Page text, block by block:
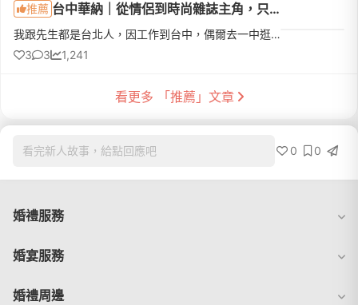
推薦 台中華納｜從情侶到時尚雜誌主角，只差走進華納婚紗✨
我跟先生都是台北人，因工作到台中，偶爾去一中逛逛會經過台中華納，一直都覺得台中華納很大間很氣派，看過廣告也常常被華納的中式婚紗照吸引，沒想過我們有一天會決定走進去拍婚紗！我們第一間就是選擇了華納婚紗就...
3
3 1,241
看更多 「推薦」文章
看完新人故事，給點回應吧 0 0
婚禮服務
婚宴服務
婚禮周邊